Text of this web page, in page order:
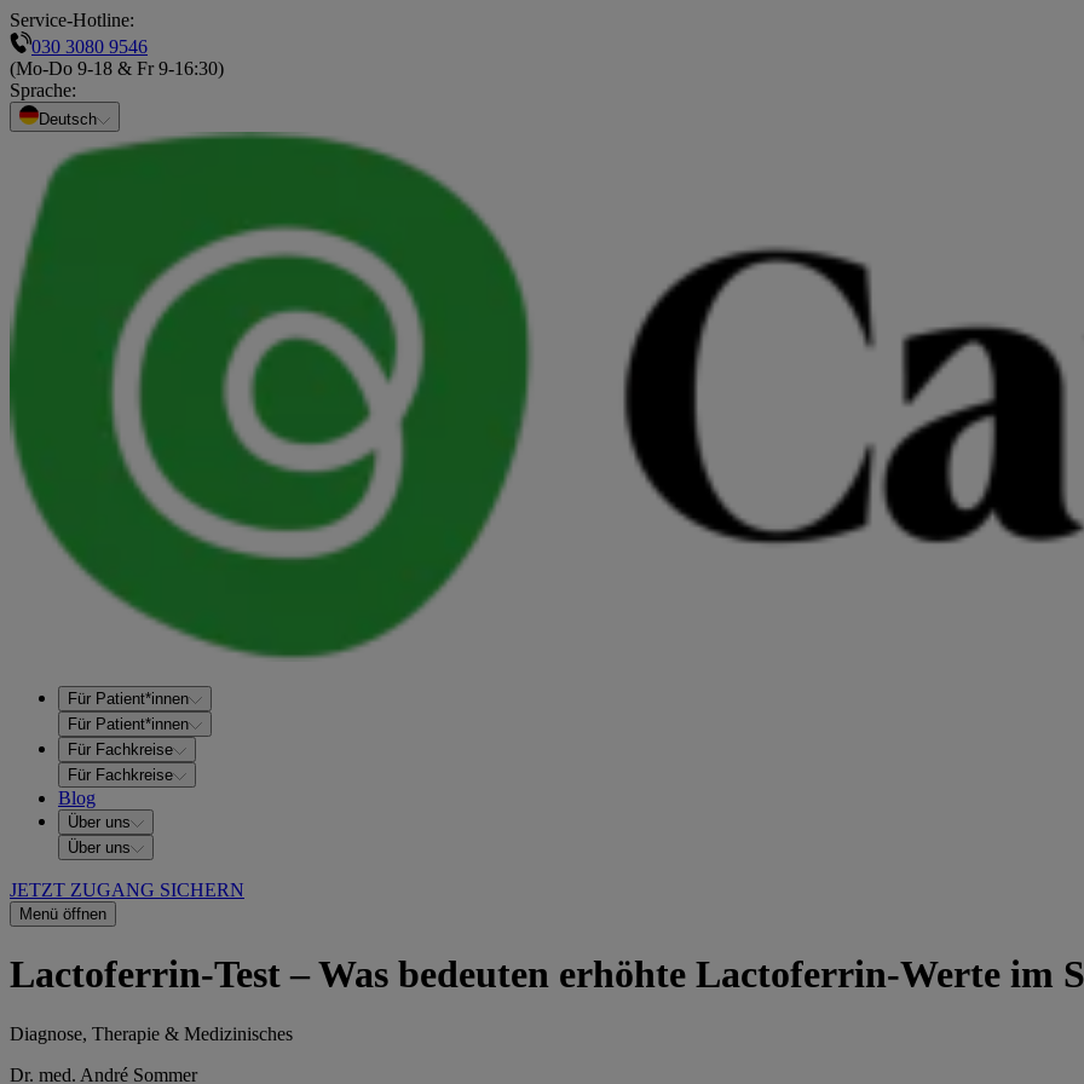
Service-Hotline:
030 3080 9546
(Mo-Do 9-18 & Fr 9-16:30)
Sprache:
Deutsch
Für Patient*innen
Für Patient*innen
Für Fachkreise
Für Fachkreise
Blog
Über uns
Über uns
JETZT ZUGANG SICHERN
Menü öffnen
Lactoferrin-Test – Was bedeuten erhöhte Lactoferrin-Werte im
Diagnose, Therapie & Medizinisches
Dr. med. André Sommer